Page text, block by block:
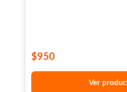
$950
Ver